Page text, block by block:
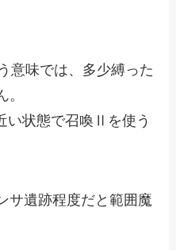
意味では、多少縛った
い状態で召喚Ⅱを使う
サ遺跡程度だと範囲魔